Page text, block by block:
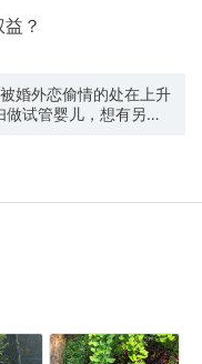
？
婚外恋偷情的处在上升
试管婴儿，想有另外
婚证，违规做了胚胎
儿。估计他老公一赚
保护这个绝望的婚
的权益。 不知道
还好。但是对于这位
的结局。祝她好运，不